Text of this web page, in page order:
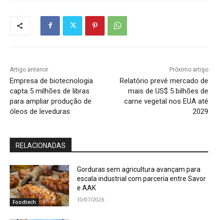
Artigo anterior
Empresa de biotecnologia
capta 5 milhões de libras
para ampliar produção de
óleos de leveduras
Próximo artigo
Relatório prevê mercado de
mais de US$ 5 bilhões de
carne vegetal nos EUA até
2029
RELACIONADAS
Foodtech
Gorduras sem agricultura avançam para
escala industrial com parceria entre Savor
e AAK
10/07/2026